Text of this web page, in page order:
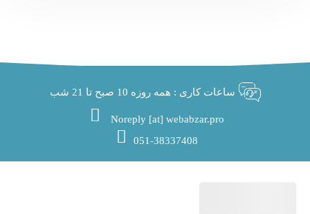
ساعات کاری : همه روزه 10 صبح تا 21 شب
Noreply [at] webabzar.pro
051-38337408